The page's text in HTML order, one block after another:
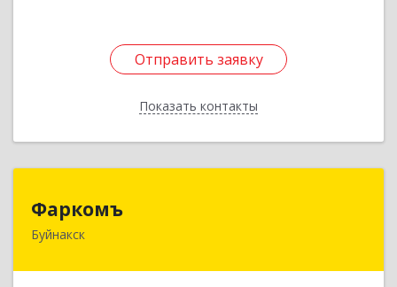
Отправить заявку
Показать контакты
Отправить заявку
Назад
Фаркомъ
Буйнакск